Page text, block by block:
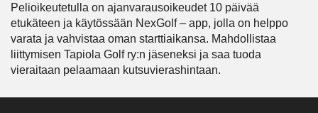
Pelioikeutetulla on ajanvarausoikeudet 10 päivää
etukäteen ja käytössään NexGolf – app, jolla on helppo
varata ja vahvistaa oman starttiaikansa. Mahdollistaa
liittymisen Tapiola Golf ry:n jäseneksi ja saa tuoda
vieraitaan pelaamaan kutsuvierashintaan.